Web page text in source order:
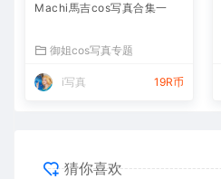
Machi馬吉cos写真合集一
御姐cos写真专题
i写真 19R币
猜你喜欢